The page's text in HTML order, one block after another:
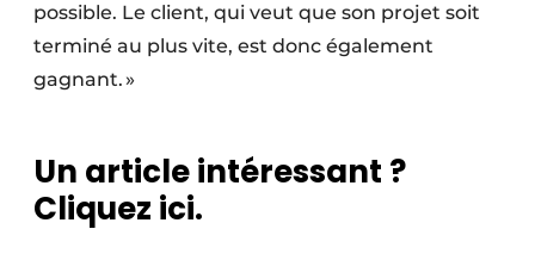
possible. Le client, qui veut que son projet soit
terminé au plus vite, est donc également
gagnant. »
Un article intéressant ?
Cliquez ici.